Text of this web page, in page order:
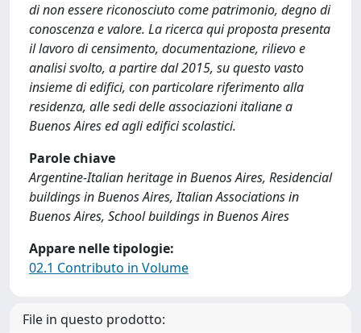
di non essere riconosciuto come patrimonio, degno di
conoscenza e valore. La ricerca qui proposta presenta
il lavoro di censimento, documentazione, rilievo e
analisi svolto, a partire dal 2015, su questo vasto
insieme di edifici, con particolare riferimento alla
residenza, alle sedi delle associazioni italiane a
Buenos Aires ed agli edifici scolastici.
Parole chiave
Argentine-Italian heritage in Buenos Aires, Residencial
buildings in Buenos Aires, Italian Associations in
Buenos Aires, School buildings in Buenos Aires
Appare nelle tipologie:
02.1 Contributo in Volume
File in questo prodotto: